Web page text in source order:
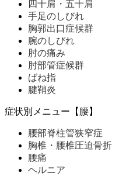
四十肩・五十肩
手足のしびれ
胸郭出口症候群
腕のしびれ
肘の痛み
肘部管症候群
ばね指
腱鞘炎
症状別メニュー【腰】
腰部脊柱管狭窄症
胸椎・腰椎圧迫骨折
腰痛
ヘルニア